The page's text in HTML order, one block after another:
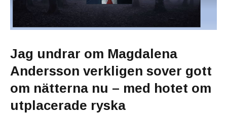
Jag undrar om Magdalena
Andersson verkligen sover gott
om nätterna nu – med hotet om
utplacerade ryska